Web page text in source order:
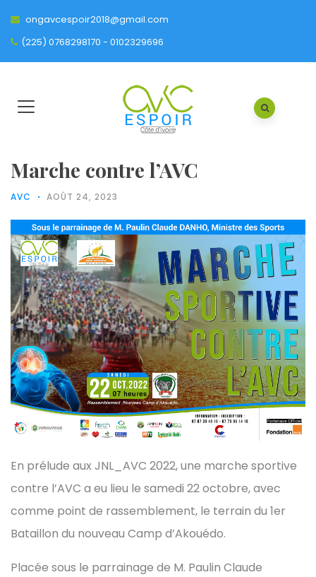
ongavcespoir2018@gmail.com
(225) 0768298170 - 0102329696
Marche contre l’AVC
AVC AOÛT 24, 2023
En prélude aux JNL_AVC 2022, une marche sportive
contre l’AVC a eu lieu le samedi 22 octobre, avec
comme point de rassemblement, le terrain du 1er
Bataillon du nouveau Camp d’Akouédo.
Placée sous le parrainage de M. Paulin Claude